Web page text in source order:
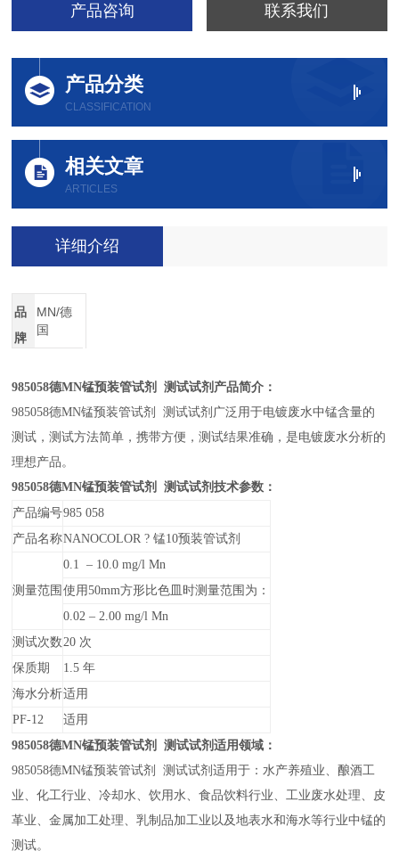
产品咨询 联系我们
产品分类
CLASSIFICATION
相关文章
ARTICLES
详细介绍
品
牌
MN/德
国
985058德MN锰预装管试剂 测试试剂产品简介：
985058德MN锰预装管试剂 测试试剂广泛用于电镀废水中锰含量的
测试，测试方法简单，携带方便，测试结果准确，是电镀废水分析的
理想产品。
985058德MN锰预装管试剂 测试试剂技术参数：
产品编号985 058
产品名称NANOCOLOR ?锰10预装管试剂
测量范围
0.1– 10.0 mg/l Mn
使用50mm方形比色皿时测量范围为：
0.02– 2.00 mg/l Mn
测试次数20 次
保质期
1.5年
海水分析适用
PF-12
适用
985058德MN锰预装管试剂 测试试剂适用领域：
985058德MN锰预装管试剂 测试试剂适用于：水产养殖业、酿酒工
业、化工行业、冷却水、饮用水、食品饮料行业、工业废水处理、皮
革业、金属加工处理、乳制品加工业以及地表水和海水等行业中锰的
测试。